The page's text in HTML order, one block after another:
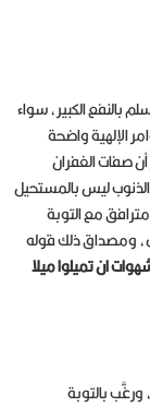
بالنفع الكبير، سواء
الإلهية واضحة
أن صفات الغفران
ليس بالمستحيل
مع التوبة
ومصداق ذلك قوله
ان تميلوا ميلا
بالتوبة